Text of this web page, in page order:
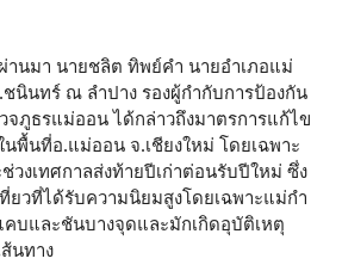
านมา นายชลิต ทิพย์คำ นายอำเภอแม่
นินทร์ ณ ลำปาง รองผู้กำกับการป้องกัน
จภูธรแม่ออน ได้กล่าวถึงมาตรการแก้ไข
พื้นที่อ.แม่ออน จ.เชียงใหม่ โดยเฉพาะ
วงเทศกาลส่งท้ายปีเก่าต่อนรับปีใหม่ ซึ่ง
ยวที่ได้รับความนิยมสูงโดยเฉพาะแม่กำ
คบและชันบางจุดและมักเกิดอุบัติเหตุ
นทาง